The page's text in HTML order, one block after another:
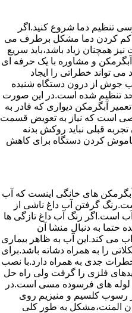
تنظیم دما شروع کنید.اگر
کم کردن دما مشکل برطرف می
همچنان زیاد باشد،باید سریع
و مشاوره با یک حرفه ای
تواند خطراتی را ایجاد
جوش از درون دستگاه شنیده
حد تنظیم شده است.در این صورت
آبگرمکن دیواری که قادر به
است که نیاز به تعویض قسمت
قبلی نباید روکش بدنه
خاموش کردن دستگاه برای کاهش
آبگرمکن های خانگی اینست که آب
گرفتن آب داغ ناشی از
است.اگر رنگ آب داغ تازگی ها
حتما به دنبال منشا آن
می کند.این آب به ظاهر بیماری
را به همراه دشاته باشد.برای
جدی به همراه دارد.با نصب
فلزی را گرفت ولی راه حل
لوله های فرسوده مسی است.در
رسوب کلسیم و منیزیم روی
المنت،مشکل به طور کلی